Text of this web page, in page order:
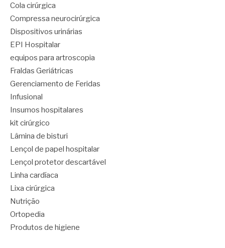
Cola cirúrgica
Compressa neurocirúrgica
Dispositivos urinárias
EPI Hospitalar
equipos para artroscopia
Fraldas Geriátricas
Gerenciamento de Feridas
Infusional
Insumos hospitalares
kit cirúrgico
Lâmina de bisturi
Lençol de papel hospitalar
Lençol protetor descartável
Linha cardíaca
Lixa cirúrgica
Nutrição
Ortopedia
Produtos de higiene